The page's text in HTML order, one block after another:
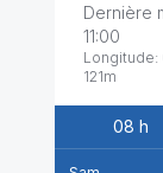
Dernière
11:00
Longitude:
121m
Date
08 h